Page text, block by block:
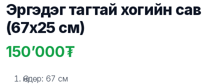
Эргэдэг тагтай хогийн сав
(67x25 см)
Product information
150’000
Description
Өндөр: 67 см